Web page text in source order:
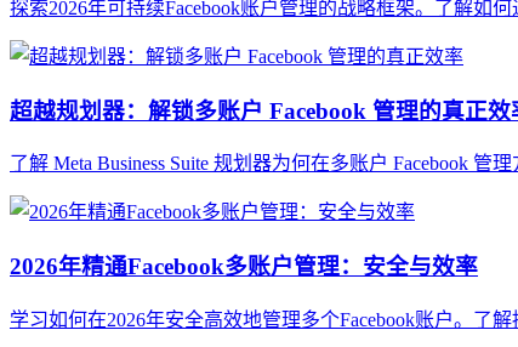
探索2026年可持续Facebook账户管理的战略框架。了解如
超越规划器：解锁多账户 Facebook 管理的真正效
了解 Meta Business Suite 规划器为何在多账户 Facebook
2026年精通Facebook多账户管理：安全与效率
学习如何在2026年安全高效地管理多个Facebook账户。了